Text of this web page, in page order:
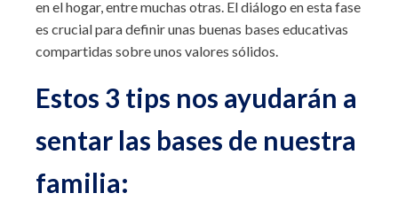
en el hogar, entre muchas otras. El diálogo en esta fase
es crucial para definir unas buenas bases educativas
compartidas sobre unos valores sólidos.
Estos 3 tips nos ayudarán a
sentar las bases de nuestra
familia: